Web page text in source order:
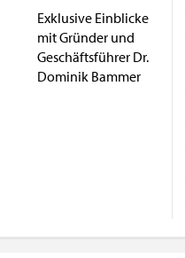
Exklusive Einblicke
mit Gründer und
Geschäftsführer Dr.
Dominik Bammer